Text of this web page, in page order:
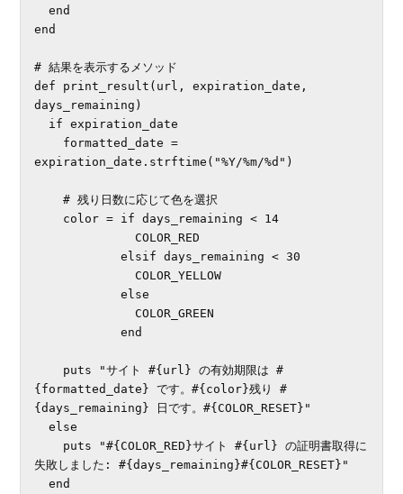
  end
end
# 結果を表示するメソッド
def print_result(url, expiration_date,
days_remaining)
expiration_date.strftime("%Y/%m/%d")
    # 残り日数に応じて色を選択
              COLOR_RED
            elsif days_remaining < 30
              COLOR_YELLOW
            else
              COLOR_GREEN
            end
{formatted_date} です。#{color}残り #
{days_remaining} 日です。#{COLOR_RESET}"
  else
失敗しました: #{days_remaining}#{COLOR_RESET}"
  end